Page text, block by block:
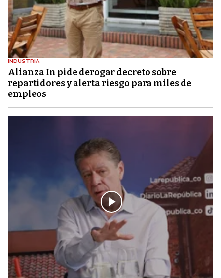
INDUSTRIA
Alianza In pide derogar decreto sobre
repartidores y alerta riesgo para miles de
empleos